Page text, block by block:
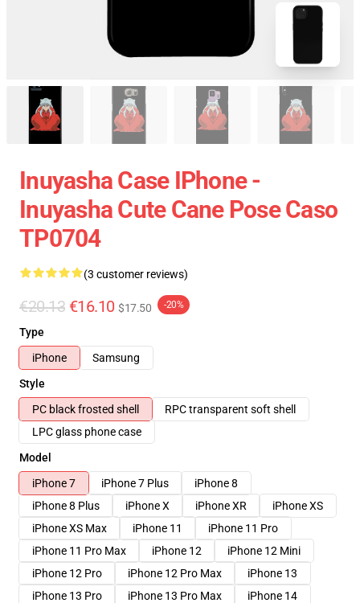
Inuyasha Case IPhone -
Inuyasha Cute Cane Pose Caso
TP0704
(3 customer reviews)
€20.13 €16.10 $17.50 -20%
Type
iPhone
Samsung
Style
PC black frosted shell
RPC transparent soft shell
LPC glass phone case
Model
iPhone 7
iPhone 7 Plus
iPhone 8
iPhone 8 Plus
iPhone X iPhone XR
iPhone XS
iPhone XS Max
iPhone 11
iPhone 11 Pro
iPhone 11 Pro Max
iPhone 12
iPhone 12 Mini
iPhone 12 Pro
iPhone 12 Pro Max
iPhone 13
iPhone 13 Pro
iPhone 13 Pro Max
iPhone 14